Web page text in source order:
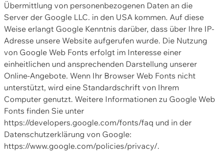
Übermittlung von personenbezogenen Daten an die
Server der Google LLC. in den USA kommen. Auf diese
Weise erlangt Google Kenntnis darüber, dass über Ihre IP-
Adresse unsere Website aufgerufen wurde. Die Nutzung
von Google Web Fonts erfolgt im Interesse einer
einheitlichen und ansprechenden Darstellung unserer
Online-Angebote. Wenn Ihr Browser Web Fonts nicht
unterstützt, wird eine Standardschrift von Ihrem
Computer genutzt. Weitere Informationen zu Google Web
Fonts finden Sie unter
https://developers.google.com/fonts/faq und in der
Datenschutzerklärung von Google:
https://www.google.com/policies/privacy/.